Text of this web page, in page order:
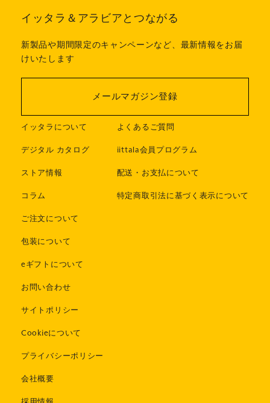
イッタラ＆アラビアとつながる
新製品や期間限定のキャンペーンなど、最新情報をお届
けいたします
メールマガジン登録
イッタラについて
デジタル カタログ
ストア情報
コラム
ご注文について
包装について
eギフトについて
よくあるご質問
iittala会員プログラム
配送・お支払について
特定商取引法に基づく表示について
お問い合わせ
サイトポリシー
Cookieについて
プライバシーポリシー
会社概要